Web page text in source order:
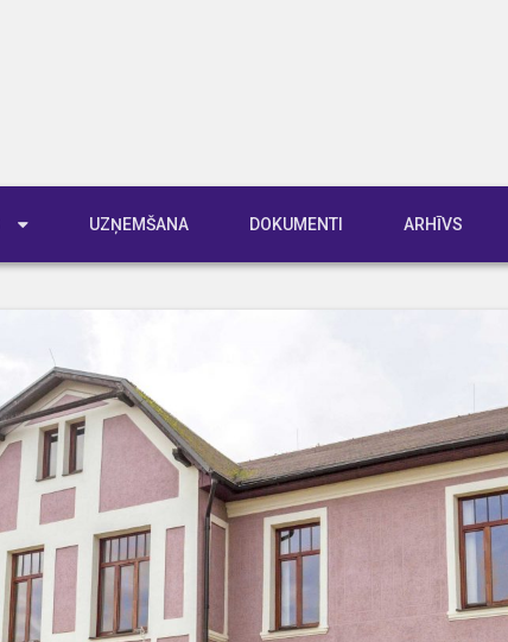
UZŅEMŠANA DOKUMENTI ARHĪVS